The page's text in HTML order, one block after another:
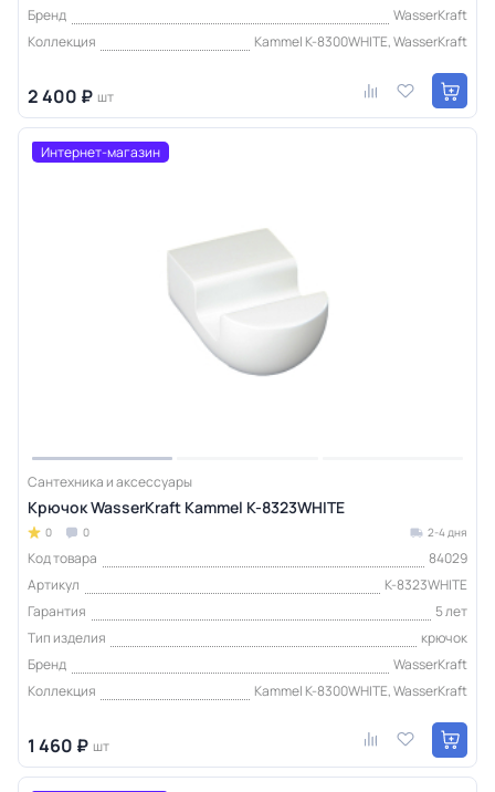
Бренд
WasserKraft
Коллекция
Kammel K-8300WHITE, WasserKraft
2 400 ₽ шт
Интернет-магазин
Сантехника и аксессуары
Крючок WasserKraft Kammel K-8323WHITE
0 0 2-4 дня
Код товара
84029
Артикул
K-8323WHITE
Гарантия
5 лет
Тип изделия
крючок
Бренд
WasserKraft
Коллекция
Kammel K-8300WHITE, WasserKraft
1 460 ₽ шт